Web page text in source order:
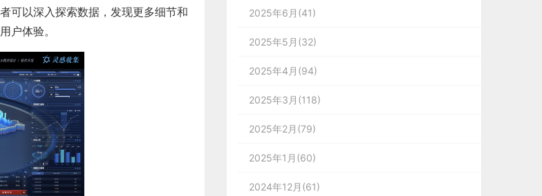
可以深入探索数据，发现更多细节和
户体验。
2025年6月(41)
2025年5月(32)
2025年4月(94)
2025年3月(118)
2025年2月(79)
2025年1月(60)
2024年12月(61)